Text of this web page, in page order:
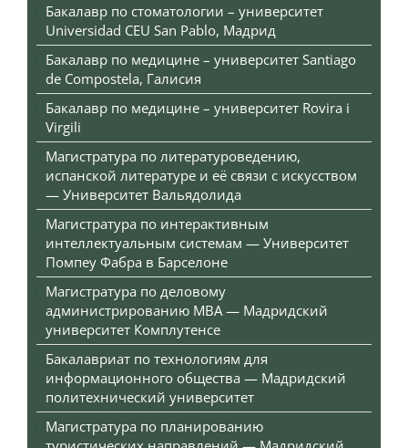
Бакалавр по стоматологии – университет
Universidad CEU San Pablo, Мадрид
Бакалавр по медицине – университет Santiago
de Compostela, Галисия
Бакалавр по медицине – университет Rovira i
Virgili
Магистратура по литературоведению,
испанской литературе и её связи с искусством
— Университет Вальядолида
Магистратура по интерактивным
интеллектуальным системам — Университет
Помпеу Фабра в Барселоне
Магистратура по деловому
администрированию MBA — Мадридский
университет Комплутенсе
Бакалавриат по технологиям для
информационного общества — Мадридский
политехнический университет
Магистратура по планированию